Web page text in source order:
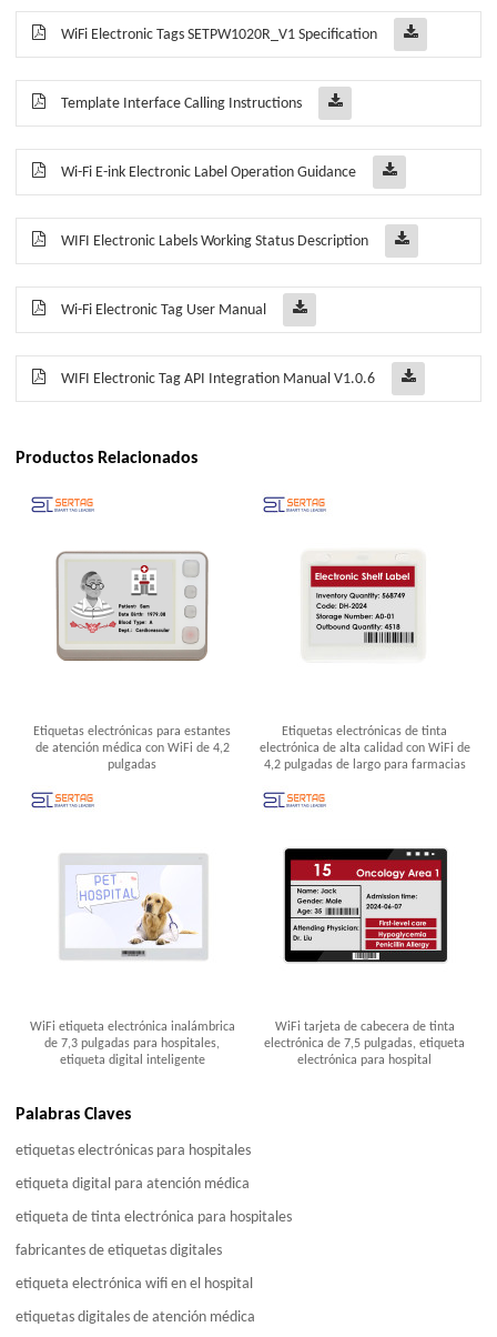
WiFi Electronic Tags SETPW1020R_V1 Specification
Template Interface Calling Instructions
Wi-Fi E-ink Electronic Label Operation Guidance
WIFI Electronic Labels Working Status Description
Wi-Fi Electronic Tag User Manual
WIFI Electronic Tag API Integration Manual V1.0.6
Productos Relacionados
Etiquetas electrónicas para estantes
de atención médica con WiFi de 4,2
pulgadas
Etiquetas electrónicas de tinta
electrónica de alta calidad con WiFi de
4,2 pulgadas de largo para farmacias
WiFi etiqueta electrónica inalámbrica
de 7,3 pulgadas para hospitales,
etiqueta digital inteligente
WiFi tarjeta de cabecera de tinta
electrónica de 7,5 pulgadas, etiqueta
electrónica para hospital
Palabras Claves
etiquetas electrónicas para hospitales
etiqueta digital para atención médica
etiqueta de tinta electrónica para hospitales
fabricantes de etiquetas digitales
etiqueta electrónica wifi en el hospital
etiquetas digitales de atención médica